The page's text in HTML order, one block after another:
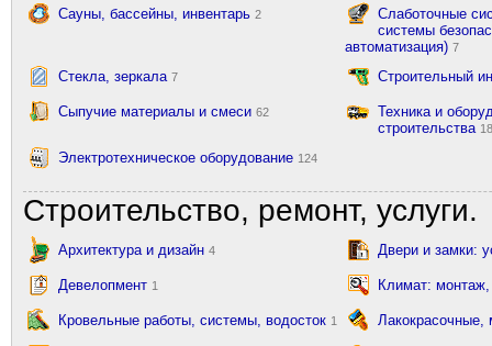
Сауны, бассейны, инвентарь 2
Слаботочные
системы
автоматизация) 7
Стекла, зеркала 7 Строительный
Сыпучие материалы и смеси 62
Техника и
строительства
Электротехническое оборудование 124
Строительство, ремонт, услуги.
Архитектура и дизайн 4 Двери и замки:
Девелопмент 1 Климат:
Кровельные работы, системы, водосток 1